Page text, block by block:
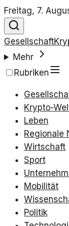
Freitag, 7.
Gesellschaft
Mehr
Rubriken
Krypto-
Leben
Regionale
Wirtschaft
Sport
Mobilität
Politik